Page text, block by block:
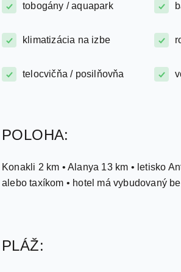
tobogány / aquapark
klimatizácia na izbe
telocvičňa / posilňovňa
POLOHA:
Konakli 2 km • Alanya 13 km • letisko
alebo taxíkom • hotel má vybudovaný
PLÁŽ: